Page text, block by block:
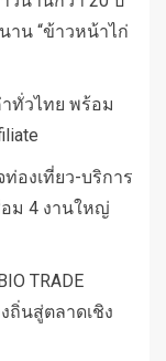
าน “ข้าวหน้าไก่
ทั่วไทย พร้อม
องเที่ยว-บริการ
อม 4 งานใหญ่
TRADE
ถิ่นสู่ตลาดเชิง